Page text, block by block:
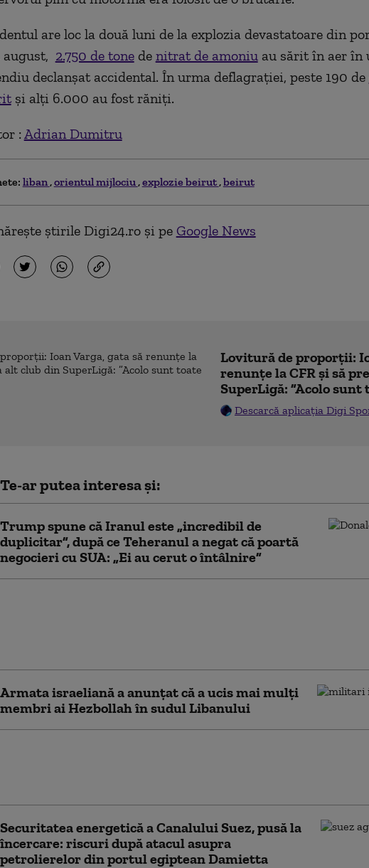
are loc la două luni de la explozia devastatoare din
2.750 de tonede nitrat de amoniuau sărit în aer în
declanșat accidental. În urma deflagrației, peste 190 de
și alți 6.000 au fost răniți.
: Adrian Dumitru
liban orientul mijlociu explozie beirut beirut
știrile Digi24.ro și pe Google News
Lovitură de proporții:
renunțe la CFR și să
SuperLigă: ”Acolo
Descarcă aplicația Digi
Te-ar putea interesa și:
Trump spune că Iranul este „incredibil de
duplicitar”, după ce Teheranul a negat că poartă
negocieri cu SUA: „Ei au cerut o întâlnire”
Armata israeliană a anunţat că a ucis mai mulţi
membri ai Hezbollah în sudul Libanului
Securitatea energetică a Canalului Suez, pusă la
încercare: riscuri după atacul asupra
petrolierelor din portul egiptean Damietta